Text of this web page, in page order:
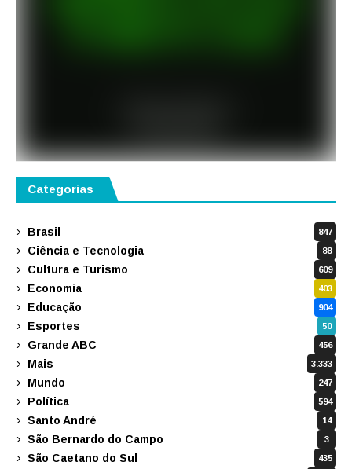
Categorias
Brasil 847
Ciência e Tecnologia 88
Cultura e Turismo 609
Economia 403
Educação 904
Esportes 50
Grande ABC 456
Mais 3.333
Mundo 247
Política 594
Santo André 14
São Bernardo do Campo 3
São Caetano do Sul 435